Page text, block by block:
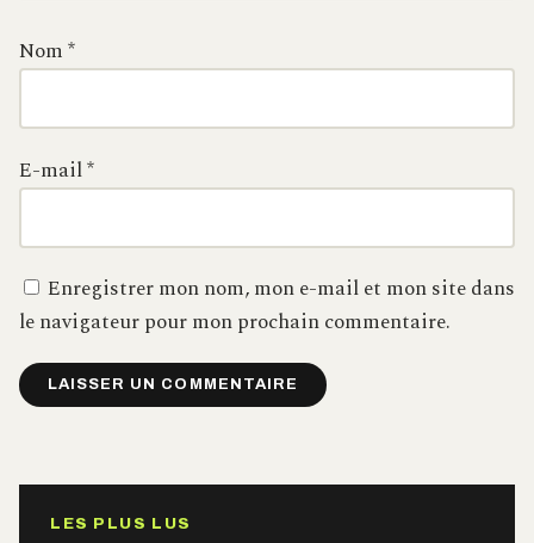
Nom*
E-mail*
Enregistrer mon nom, mon e-mail et mon site dans
le navigateur pour mon prochain commentaire.
LES PLUS LUS